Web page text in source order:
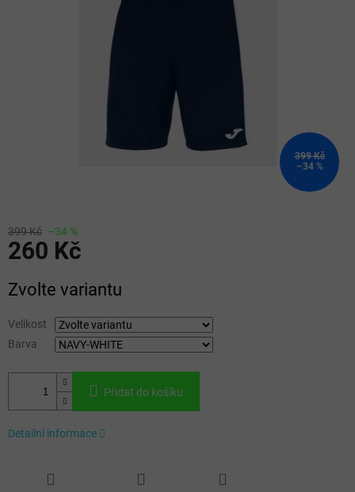
399 Kč
–34 %
399 Kč –34 %
260 Kč
cena:
Zvolte variantu
Velikost
Barva
Přidat do košíku
Detailní informace